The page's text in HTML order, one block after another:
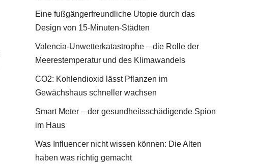
Eine fußgängerfreundliche Utopie durch das
Design von 15-Minuten-Städten
Valencia-Unwetterkatastrophe – die Rolle der
Meerestemperatur und des Klimawandels
CO2: Kohlendioxid lässt Pflanzen im
Gewächshaus schneller wachsen
Smart Meter – der gesundheitsschädigende Spion
im Haus
Was Influencer nicht wissen können: Die Alten
haben was richtig gemacht